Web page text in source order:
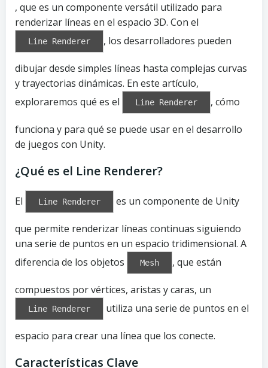
, que es un componente versátil utilizado para
renderizar líneas en el espacio 3D. Con el
Line Renderer , los desarrolladores pueden
dibujar desde simples líneas hasta complejas curvas
y trayectorias dinámicas. En este artículo,
exploraremos qué es el
Line Renderer , cómo
funciona y para qué se puede usar en el desarrollo
de juegos con Unity.
¿Qué es el Line Renderer?
El Line Renderer es un componente de Unity
que permite renderizar líneas continuas siguiendo
una serie de puntos en un espacio tridimensional. A
diferencia de los objetos
Mesh , que están
compuestos por vértices, aristas y caras, un
Line Renderer utiliza una serie de puntos en el
espacio para crear una línea que los conecte.
Características Clave